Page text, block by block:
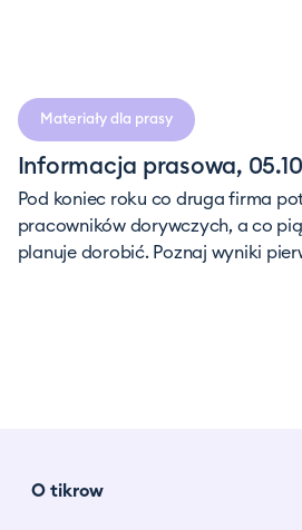
Materiały dla prasy
Informacja prasowa,
Pod koniec roku co druga firma
pracowników dorywczych, a co
planuje dorobić. Poznaj wyniki
O tikrow